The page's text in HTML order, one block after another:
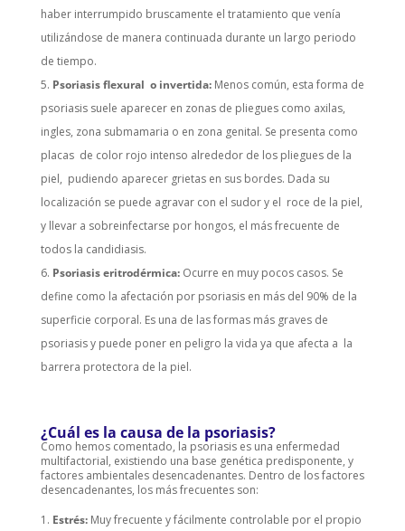
haber interrumpido bruscamente el tratamiento que venía
utilizándose de manera continuada durante un largo periodo
de tiempo.
Psoriasis flexural o invertida:Menos común, esta forma de
psoriasis suele aparecer en zonas de pliegues como axilas,
ingles, zona submamaria o en zona genital. Se presenta como
placas de color rojo intenso alrededor de los pliegues de la
piel, pudiendo aparecer grietas en sus bordes. Dada su
localización se puede agravar con el sudor y el roce de la piel,
y llevar a sobreinfectarse por hongos, el más frecuente de
todos la candidiasis.
Psoriasis eritrodérmica:Ocurre en muy pocos casos. Se
define como la afectación por psoriasis en más del 90% de la
superficie corporal. Es una de las formas más graves de
psoriasis y puede poner en peligro la vida ya que afecta a la
barrera protectora de la piel.
¿Cuál es la causa de la psoriasis?
Como hemos comentado, la psoriasis es una enfermedad
multifactorial, existiendo una base genética predisponente, y
factores ambientales desencadenantes. Dentro de los factores
desencadenantes, los más frecuentes son:
Estrés:Muy frecuente y fácilmente controlable por el propio